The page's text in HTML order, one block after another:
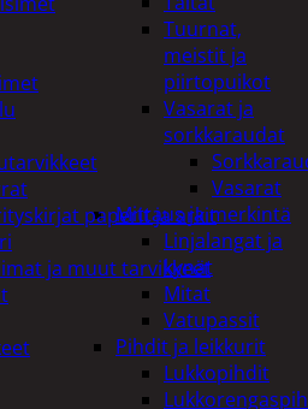
Tuurnat,
meistit ja
piirtopuikot
Vasarat ja
sorkkaraudat
Vasarat
Mittaus ja merkintä
Linjalangat ja
kynät
Mitat
Vatupassit
Pihdit ja leikkurit
Lukkopihdit
paperit ja arkit
ja muut tarvikkeet